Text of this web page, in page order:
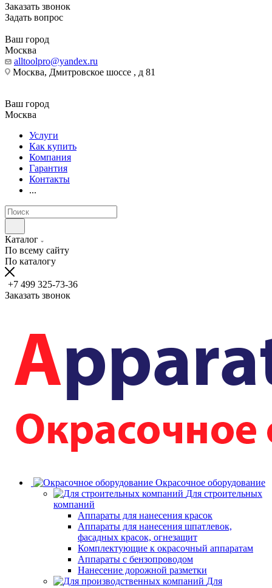
Заказать звонок
Задать вопрос
Ваш город
Москва
alltoolpro@yandex.ru
Москва, Дмитровское шоссе , д 81
Ваш город
Москва
Услуги
Как купить
Компания
Гарантия
Контакты
...
Каталог
По всему сайту
По каталогу
+7 499 325-73-36
Заказать звонок
Окрасочное оборудование
Для строительных
компаний
Аппараты для нанесения красок
Аппараты для нанесения шпатлевок,
фасадных красок, огнезащит
Комплектующие к окрасочный аппаратам
Аппараты с бензопроводом
Нанесение дорожной разметки
Для